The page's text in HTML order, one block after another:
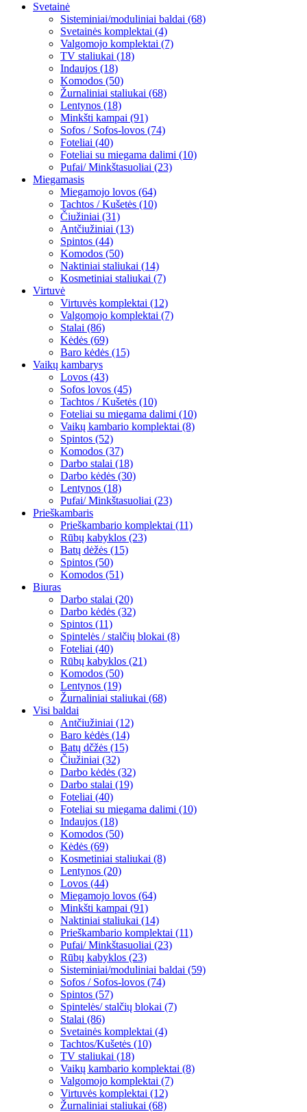
Svetainė
Sisteminiai/moduliniai baldai (68)
Svetainės komplektai (4)
Valgomojo komplektai (7)
TV staliukai (18)
Indaujos (18)
Komodos (50)
Žurnaliniai staliukai (68)
Lentynos (18)
Minkšti kampai (91)
Sofos / Sofos-lovos (74)
Foteliai (40)
Foteliai su miegama dalimi (10)
Pufai/ Minkštasuoliai (23)
Miegamasis
Miegamojo lovos (64)
Tachtos / Kušetės (10)
Čiužiniai (31)
Antčiužiniai (13)
Spintos (44)
Komodos (50)
Naktiniai staliukai (14)
Kosmetiniai staliukai (7)
Virtuvė
Virtuvės komplektai (12)
Valgomojo komplektai (7)
Stalai (86)
Kėdės (69)
Baro kėdės (15)
Vaikų kambarys
Lovos (43)
Sofos lovos (45)
Tachtos / Kušetės (10)
Foteliai su miegama dalimi (10)
Vaikų kambario komplektai (8)
Spintos (52)
Komodos (37)
Darbo stalai (18)
Darbo kėdės (30)
Lentynos (18)
Pufai/ Minkštasuoliai (23)
Prieškambaris
Prieškambario komplektai (11)
Rūbų kabyklos (23)
Batų dėžės (15)
Spintos (50)
Komodos (51)
Biuras
Darbo stalai (20)
Darbo kėdės (32)
Spintos (11)
Spintelės / stalčių blokai (8)
Foteliai (40)
Rūbų kabyklos (21)
Komodos (50)
Lentynos (19)
Žurnaliniai staliukai (68)
Visi baldai
Antčiužiniai (12)
Baro kėdės (14)
Batų dčžės (15)
Čiužiniai (32)
Darbo kėdės (32)
Darbo stalai (19)
Foteliai (40)
Foteliai su miegama dalimi (10)
Indaujos (18)
Komodos (50)
Kėdės (69)
Kosmetiniai staliukai (8)
Lentynos (20)
Lovos (44)
Miegamojo lovos (64)
Minkšti kampai (91)
Naktiniai staliukai (14)
Prieškambario komplektai (11)
Pufai/ Minkštasuoliai (23)
Rūbų kabyklos (23)
Sisteminiai/moduliniai baldai (59)
Sofos / Sofos-lovos (74)
Spintos (57)
Spintelės/ stalčių blokai (7)
Stalai (86)
Svetainės komplektai (4)
Tachtos/Kušetės (10)
TV staliukai (18)
Vaikų kambario komplektai (8)
Valgomojo komplektai (7)
Virtuvės komplektai (12)
Žurnaliniai staliukai (68)